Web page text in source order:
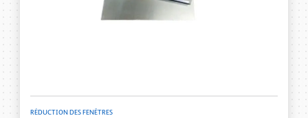
RÉDUCTION DES FENÊTRES